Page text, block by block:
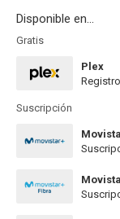
Disponible en...
Gratis
Plex
Suscripción